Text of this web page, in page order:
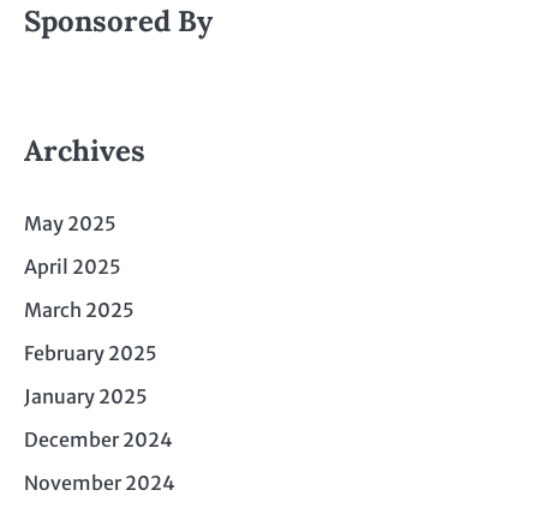
Sponsored By
Archives
May 2025
April 2025
March 2025
February 2025
January 2025
December 2024
November 2024